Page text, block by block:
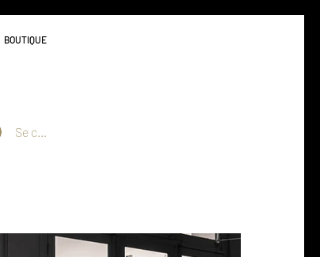
BOUTIQUE
Se connecter